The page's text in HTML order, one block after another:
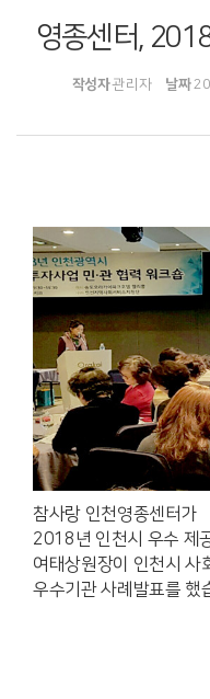
영종센터,
작성자관리자 날짜
참사랑 인천영종센터가
2018년 인천시 우수 제
여태상원장이 인천시 사
우수기관 사례발표를 했